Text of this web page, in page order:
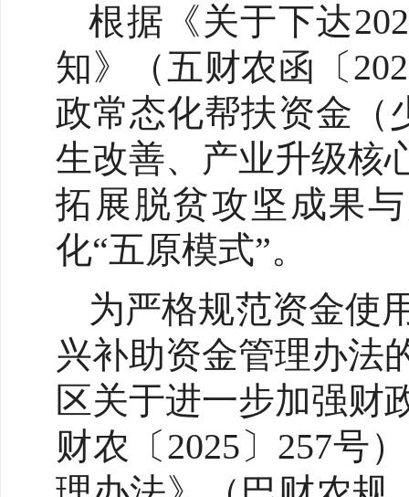
根据《关于下达
知》（五财农函〔
政常态化帮扶资金（
生改善、产业升级核
拓展脱贫攻坚成果
化“五原模式”。
为严格规范资金使
兴补助资金管理办法
区关于进一步加强财
财农〔2025〕257号